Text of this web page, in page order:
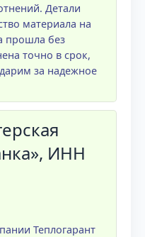
Детали
материала на
прошла без
точно в срок,
за надежное
ИНН
Теплогарант